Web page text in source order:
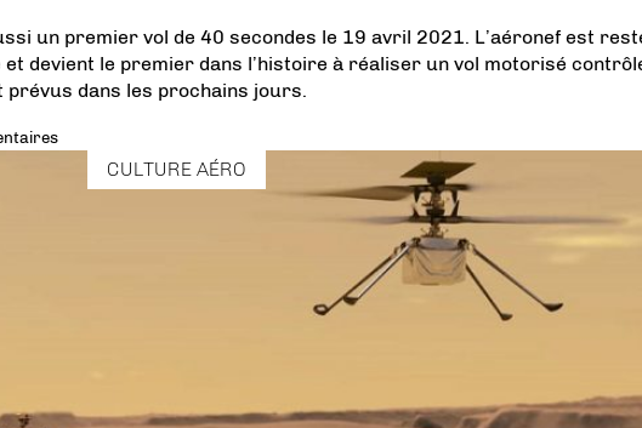
un premier vol de 40 secondes le 19 avril 2021. L’aéronef est
devient le premier dans l’histoire à réaliser un vol motorisé
prévus dans les prochains jours.
CULTURE AÉRO